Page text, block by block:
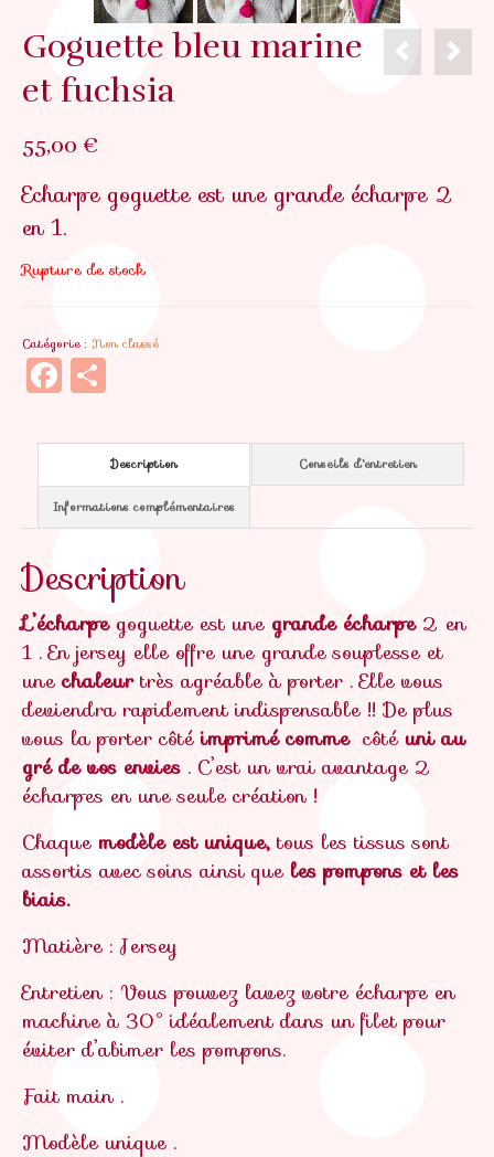
Goguette bleu marine
et fuchsia
55,00 €
Echarpe goguette est une grande écharpe 2
en 1.
Rupture de stock
Catégorie : Non classé
Facebook
Description Conseils d'entretien
Informations complémentaires
Description
L’écharpe goguette est une grande écharpe2 en
1 . En jersey elle offre une grande souplesse et
une chaleurtrès agréable à porter . Elle vous
deviendra rapidement indispensable !! De plus
vous la porter côté imprimé comme côté uni au
gré de vos envies . C’est un vrai avantage 2
écharpes en une seule création !
Chaque modèle est unique, tous les tissus sont
assortis avec soins ainsi que les pompons et les
biais.
Matière : Jersey
Entretien : Vous pouvez lavez votre écharpe en
machine à 30° idéalement dans un filet pour
éviter d’abimer les pompons.
Fait main .
Modèle unique .